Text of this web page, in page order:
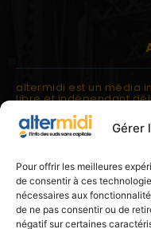
Gérer
Pour offrir les meilleures
de consentir à ces
nécessaires aux
de ne pas consentir ou de
négatif sur certaines
altermidi est un média
libre et indépendant
altermidi est ouvert sur
l'europe.
altermidi aborde des
partir des constats de
local.
altermidi c'est